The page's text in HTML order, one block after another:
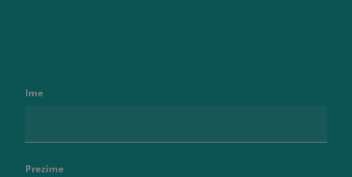
Ime
Prezime